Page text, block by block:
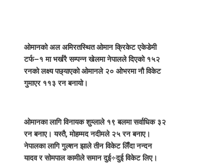
ओमानको अल अमिरतस्थित ओमान क्रिकेट एकेडेमी
टर्फ–१ मा भर्खरै सम्पन्न खेलमा नेपालले दिएको १५२
रनको लक्ष्य पछ्याएको ओमानले २० ओभरमा नौ विकेट
गुमाएर ११३ रन बनायो।
ओमानका लागि विनायक शुम्लाले १९ बलमा सर्वाधिक ३२
रन बनाए। यस्तै, मोहम्मद नदीमले २५ रन बनाए।
नेपालका लागि गुल्शन झाले तीन विकेट लिँदा नन्दन
यादव र सोमपाल कामीले समान दुई÷दुई विकेट लिए।